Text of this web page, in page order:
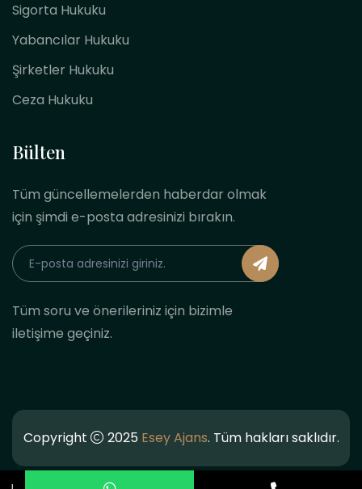
Sigorta Hukuku
Yabancılar Hukuku
Şirketler Hukuku
Ceza Hukuku
Bülten
Tüm güncellemelerden haberdar olmak
için şimdi e-posta adresinizi bırakın.
Tüm soru ve önerileriniz için bizimle
iletişime geçiniz.
Copyright 2025 Esey Ajans. Tüm hakları saklıdır.